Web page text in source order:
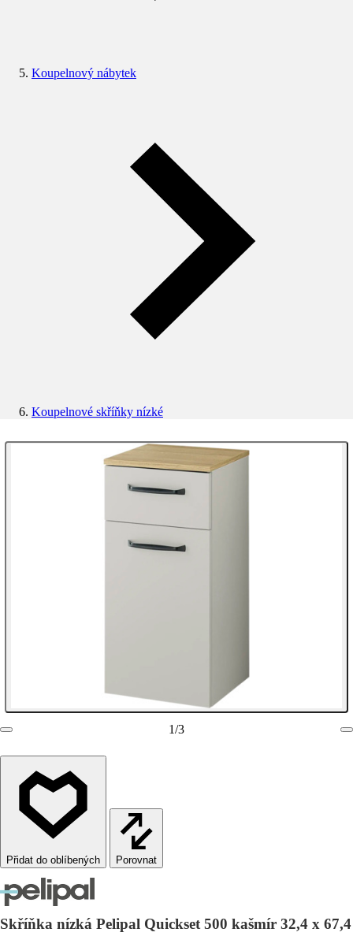
Koupelnový nábytek
Koupelnové skříňky nízké
1/3
Porovnat
Skříňka nízká Pelipal Quickset 500 kašmír 32,4 x 67,4